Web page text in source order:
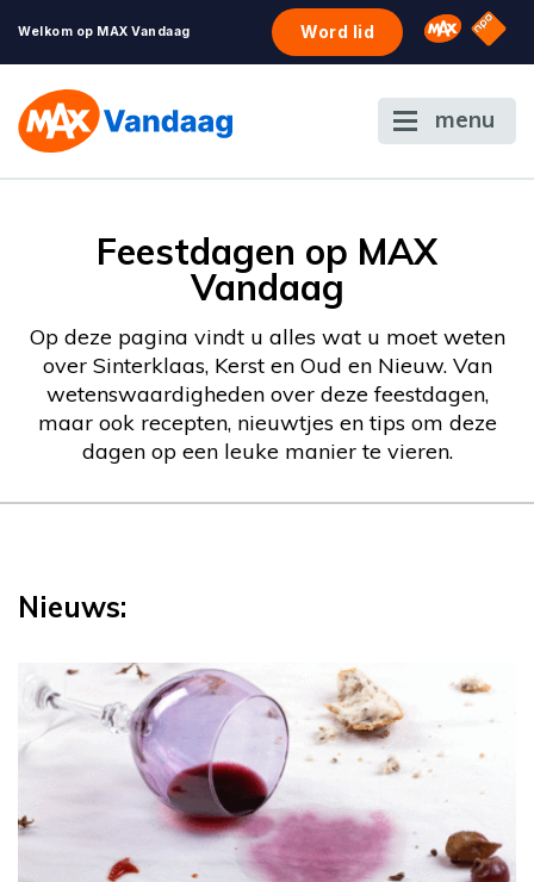
Welkom op MAX Vandaag Word lid Omroep
NPO
menu
Feestdagen op MAX
Vandaag
Op deze pagina vindt u alles wat u moet weten
over Sinterklaas, Kerst en Oud en Nieuw. Van
wetenswaardigheden over deze feestdagen,
maar ook recepten, nieuwtjes en tips om deze
dagen op een leuke manier te vieren.
Nieuws: